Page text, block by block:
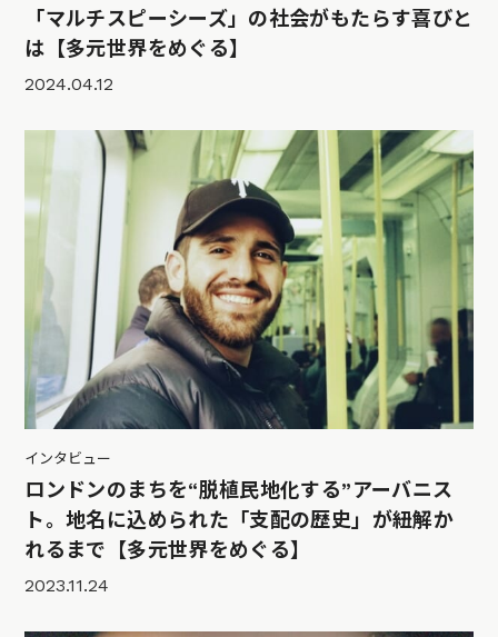
「マルチスピーシーズ」の社会がもたらす喜びと
は【多元世界をめぐる】
2024.04.12
インタビュー
ロンドンのまちを“脱植民地化する”アーバニス
ト。地名に込められた「支配の歴史」が紐解か
れるまで【多元世界をめぐる】
2023.11.24